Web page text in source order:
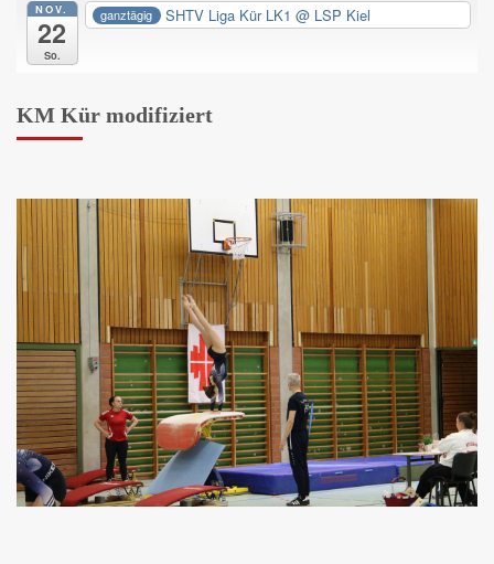
NOV.
22
So.
ganztägig SHTV Liga Kür LK1@ LSP Kiel
KM Kür modifiziert